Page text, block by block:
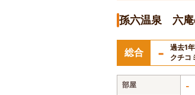
孫六温泉 六庵
総合 -
過去1
クチコ
部屋 -